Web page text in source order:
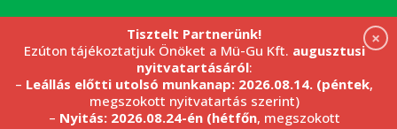
×
Tisztelt Partnerünk!
Ezúton tájékoztatjuk Önöket a Mü-Gu Kft. augusztusi
nyitvatartásáról:
– Leállás előtti utolsó munkanap: 2026.08.14. (péntek,
megszokott nyitvatartás szerint)
– Nyitás: 2026.08.24-én (hétfőn, megszokott